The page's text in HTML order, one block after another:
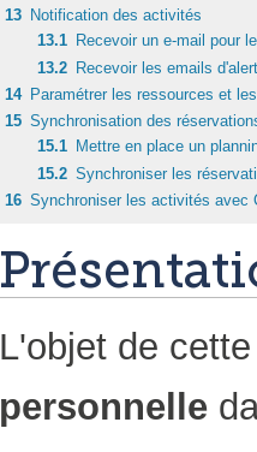
13 Notification des activités
13.1
Recevoir un e-mail pour
13.2 Recevoir les emails
14 Paramétrer les ressources et
15 Synchronisation des
15.1
Mettre en place un
15.2 Synchroniser les
16 Synchroniser les activités avec
L'objet de
personnelle